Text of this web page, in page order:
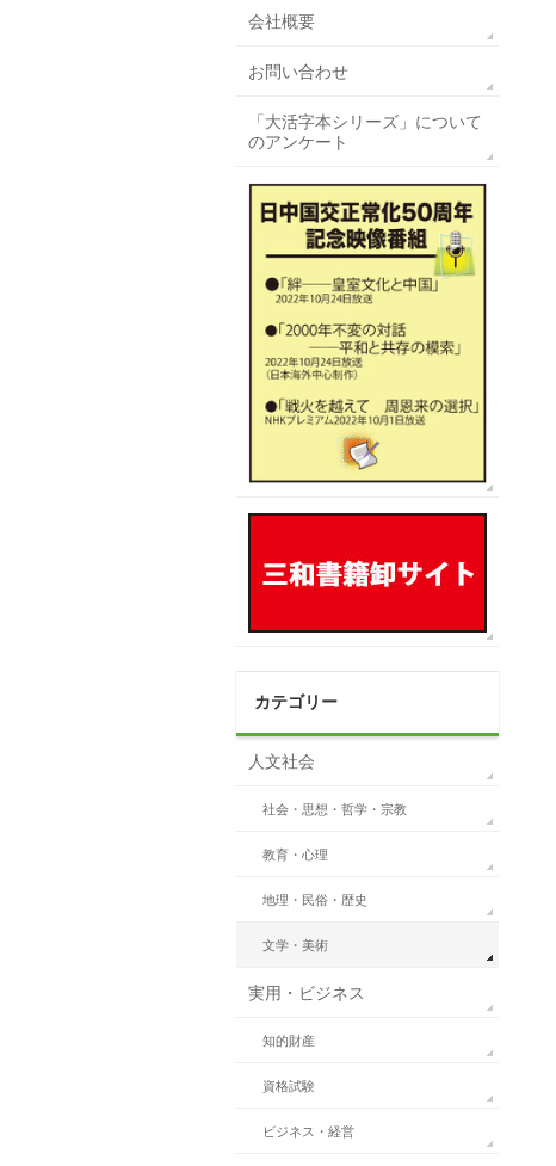
会社概要
お問い合わせ
「大活字本シリーズ」について
のアンケート
カテゴリー
人文社会
社会・思想・哲学・宗教
教育・心理
地理・民俗・歴史
文学・美術
実用・ビジネス
知的財産
資格試験
ビジネス・経営